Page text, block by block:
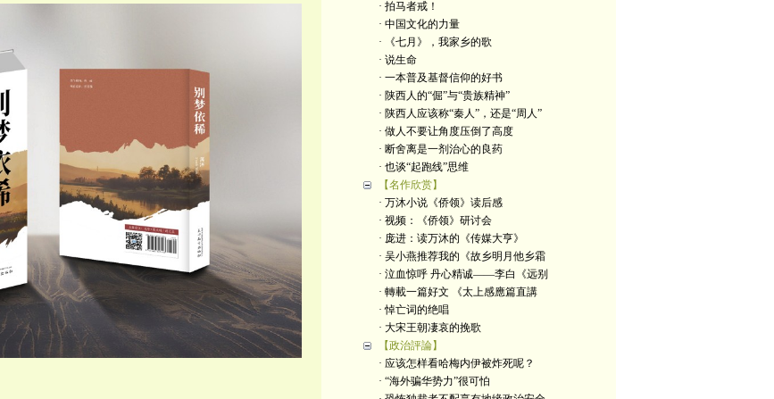
· 拍马者戒！
· 中国文化的力量
· 《七月》，我家乡的歌
· 说生命
· 一本普及基督信仰的好书
· 陕西人的“倔”与“贵族精神”
· 陕西人应该称“秦人”，还是“周人”
· 做人不要让角度压倒了高度
· 断舍离是一剂治心的良药
· 也谈“起跑线”思维
【名作欣赏】
· 万沐小说《侨领》读后感
· 视频：《侨领》研讨会
· 庞进：读万沐的《传媒大亨》
· 吴小燕推荐我的《故乡明月他乡霜
· 泣血惊呼 丹心精诚——李白《远别
· 轉載一篇好文 《太上感應篇直講
· 悼亡词的绝唱
· 大宋王朝凄哀的挽歌
【政治評論】
· 应该怎样看哈梅内伊被炸死呢？
· “海外骗华势力”很可怕